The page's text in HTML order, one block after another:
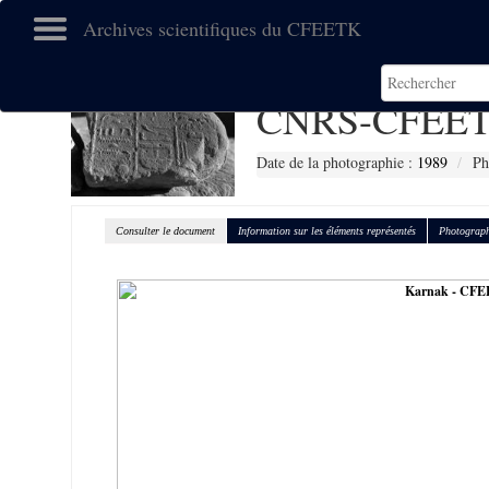
Archives scientifiques du CFEETK
CNRS-
Date de la photographie : 1989
Consulter le document Information sur les éléments représentés